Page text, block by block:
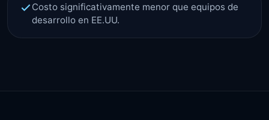
Costo significativamente menor que equipos de
desarrollo en EE.UU.